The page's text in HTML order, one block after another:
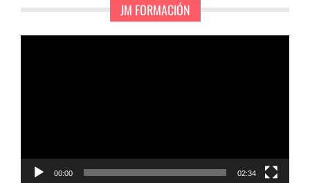
JM FORMACIÓN
00:00 02:34